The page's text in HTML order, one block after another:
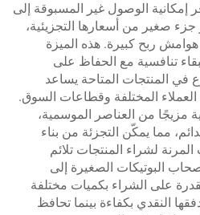
إمكانية الوصول غير المسبوقة إلى
جزء صغير من أسعارها التجزيئية،
ربح كبيرة. هذه الميزة
تنافسية مع الحفاظ على
في المنتجات المتاحة يساعد
المختلفة وقطاعات السوق.
مزيجًا من العناصر الموسمية،
مما يمكّن التجزئة من بناء
لشراء المنتجات تلائم
البوتيكات الصغيرة إلى
على الشراء بكميات مختلفة
النقدي بكفاءة بينما تحافظ